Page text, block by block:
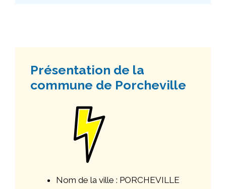
Présentation de la
commune de Porcheville
Nom de la ville : PORCHEVILLE